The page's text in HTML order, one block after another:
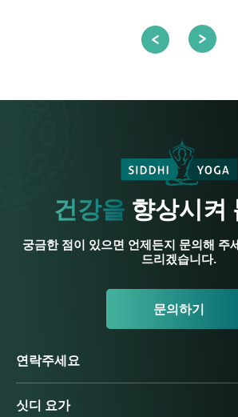
건강을 향상시켜
궁금한 점이 있으면 언제든지 문의해 주
드리겠습니다.
문의하기
연락주세요
싯디 요가